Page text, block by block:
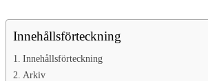
Innehållsförteckning
Innehållsförteckning
Arkiv